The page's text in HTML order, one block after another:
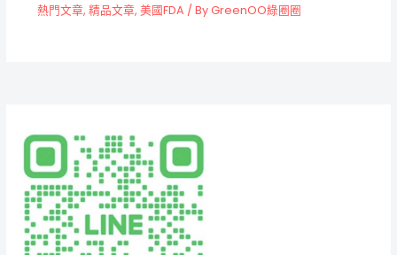
熱門文章, 精品文章, 美國FDA / ByGreenOO綠圈圈